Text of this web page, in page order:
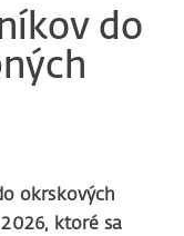
do
okrskových
ktoré sa